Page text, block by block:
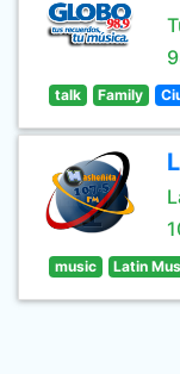
talk Family
music Latin